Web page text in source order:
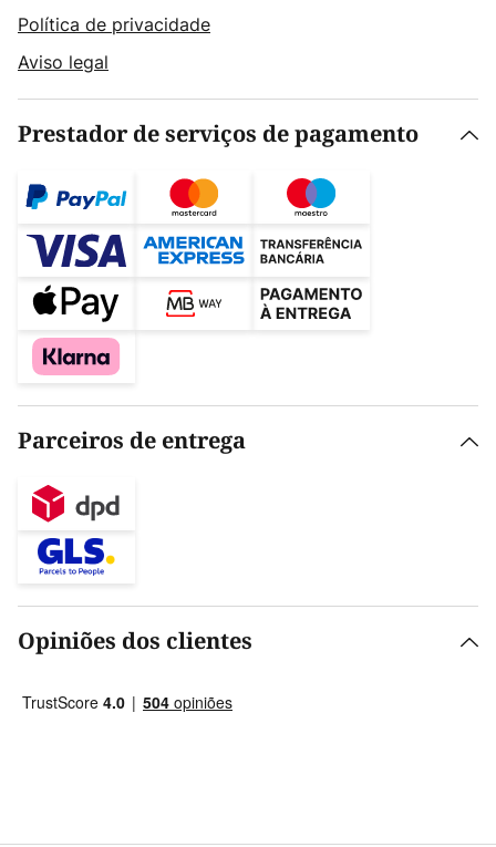
Política de privacidade
Aviso legal
Prestador de serviços de pagamento
Parceiros de entrega
Opiniões dos clientes